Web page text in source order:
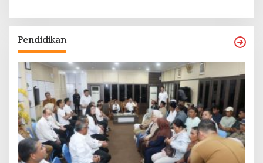
Pendidikan